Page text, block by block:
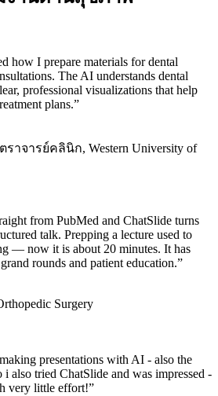
how I prepare materials for dental
The AI understands dental
professional visualizations that help
plans.”
าจารย์คลินิก, Western University of
from PubMed and ChatSlide turns
talk. Prepping a lecture used to
— now it is about 20 minutes. It has
rounds and patient education.”
Surgery
presentations with AI - also the
also tried ChatSlide and was impressed -
very little effort!”